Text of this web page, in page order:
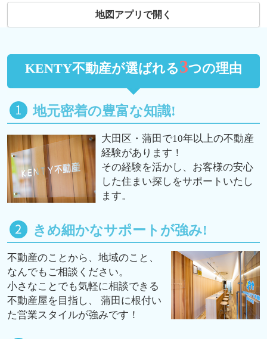
地図アプリで開く
KENTY不動産が選ばれる3つの理由
地元密着の豊富な知識!
大田区・蒲田で10年以上の不動産
経験があります！
その経験を活かし、お客様の安心
した住まい探しをサポートいたし
ます。
きめ細かなサポートが強み!
不動産のことから、地域のこと、
なんでもご相談ください。
小さなことでも気軽に相談できる
不動産屋を目指し、 蒲田に根付い
た営業スタイルが強みです！